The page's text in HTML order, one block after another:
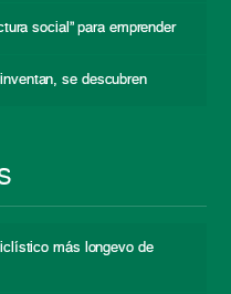
social” para emprender
se descubren
más longevo de